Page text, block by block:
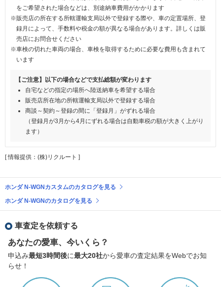
をご希望された場合などは、別途納車費用がかかります
※販売店の所在する所轄運輸支局以外で登録する際や、車の定置場所、登
録月によって、手数料や税金の額が異なる場合があります。詳しくは販
売店にお問合せください
※車検の切れた車両の場合、車検を取得するために必要な費用も含まれて
います
【ご注意】以下の場合などで支払総額が変わります
自宅などの指定の場所へ陸送納車を希望する場合
販売店所在地の所轄運輸支局以外で登録する場合
商談～契約～登録の間に「登録月」がずれる場合
（登録月が3月から4月にずれる場合は自動車税の額が大きく上がり
ます）
[ 情報提供：(株)リクルート ]
ホンダ N-WGNカスタムのカタログを見る
ホンダ N-WGNのカタログを見る
車査定を依頼する
あなたの愛車、今いくら？
申込み最短3時間後に最大20社から愛車の査定結果をWebでお知
らせ！